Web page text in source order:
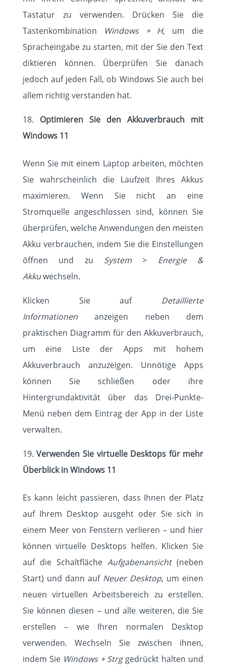
Tastatur zu verwenden. Drücken Sie die
Tastenkombination
Windows + H, um die
Spracheingabe zu starten, mit der Sie den Text
diktieren können. Überprüfen Sie danach
jedoch auf jeden Fall, ob Windows Sie auch bei
allem richtig verstanden hat.
Optimieren Sie den Akkuverbrauch mit
Windows 11
Wenn Sie mit einem Laptop arbeiten, möchten
Sie wahrscheinlich die Laufzeit Ihres Akkus
maximieren. Wenn Sie nicht an eine
Stromquelle angeschlossen sind, können Sie
überprüfen, welche Anwendungen den meisten
Akku verbrauchen, indem Sie die Einstellungen
öffnen und zu
System >
Energie &
Akkuwechseln.
Klicken Sie auf
Detaillierte
Informationen
anzeigen neben dem
praktischen Diagramm für den Akkuverbrauch,
um eine Liste der Apps mit hohem
Akkuverbrauch anzuzeigen. Unnötige Apps
können Sie schließen oder ihre
Hintergrundaktivität über das Drei-Punkte-
Menü neben dem Eintrag der App in der Liste
verwalten.
Verwenden Sie virtuelle Desktops für mehr
Überblick in Windows 11
Es kann leicht passieren, dass Ihnen der Platz
auf Ihrem Desktop ausgeht oder Sie sich in
einem Meer von Fenstern verlieren – und hier
können virtuelle Desktops helfen. Klicken Sie
auf die Schaltfläche Aufgabenansicht (neben
Start) und dann auf Neuer Desktop, um einen
neuen virtuellen Arbeitsbereich zu erstellen.
Sie können diesen – und alle weiteren, die Sie
erstellen – wie Ihren normalen Desktop
verwenden. Wechseln Sie zwischen ihnen,
indem Sie Windows + Strg gedrückt halten und